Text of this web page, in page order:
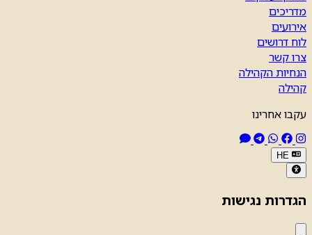
מדריכים
אירועים
לוח דרושים
צרו קשר
הנחיות הקהילה
קהילה
עקבו אחרינו
HE
הגדרות נגישות